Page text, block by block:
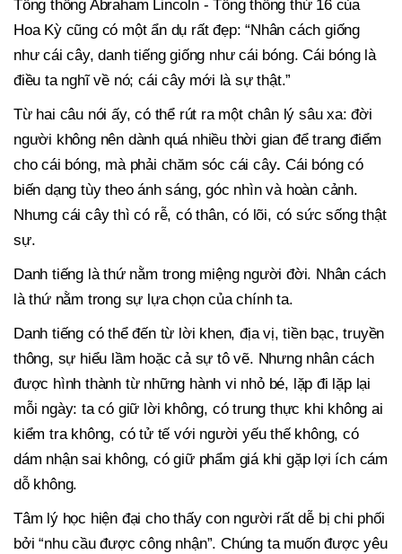
Tổng thống Abraham Lincoln - Tổng thống thứ 16 của
Hoa Kỳ cũng có một ẩn dụ rất đẹp: “Nhân cách giống
như cái cây, danh tiếng giống như cái bóng. Cái bóng là
điều ta nghĩ về nó; cái cây mới là sự thật.”
Từ hai câu nói ấy, có thể rút ra một chân lý sâu xa: đời
người không nên dành quá nhiều thời gian để trang điểm
cho cái bóng, mà phải chăm sóc cái cây. Cái bóng có
biến dạng tùy theo ánh sáng, góc nhìn và hoàn cảnh.
Nhưng cái cây thì có rễ, có thân, có lõi, có sức sống thật
sự.
Danh tiếng là thứ nằm trong miệng người đời. Nhân cách
là thứ nằm trong sự lựa chọn của chính ta.
Danh tiếng có thể đến từ lời khen, địa vị, tiền bạc, truyền
thông, sự hiểu lầm hoặc cả sự tô vẽ. Nhưng nhân cách
được hình thành từ những hành vi nhỏ bé, lặp đi lặp lại
mỗi ngày: ta có giữ lời không, có trung thực khi không ai
kiểm tra không, có tử tế với người yếu thế không, có
dám nhận sai không, có giữ phẩm giá khi gặp lợi ích cám
dỗ không.
Tâm lý học hiện đại cho thấy con người rất dễ bị chi phối
bởi “nhu cầu được công nhận”. Chúng ta muốn được yêu